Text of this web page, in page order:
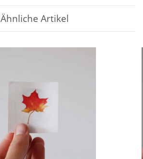
Ähnliche Artikel